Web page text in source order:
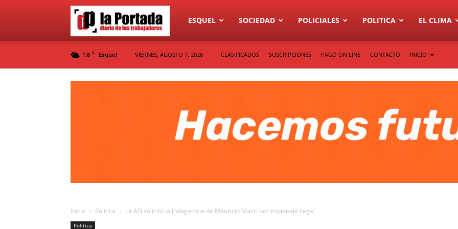
Diario
La
ESQUEL SOCIEDAD POLICIALES POLITICA EL CLIMA
1.8 C Esquel VIERNES, AGOSTO 7, 2026 CLASIFICADOS SUSCRIPCIONES PAGO ON LINE CONTACTO INICIO
Inicio Politica La AFI solicitó la indagatoria de Mauricio Macri por espionaje ilegal
Politica